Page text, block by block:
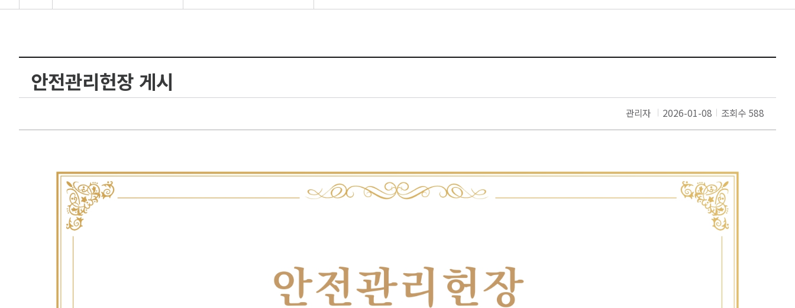
안전관리헌장 게시
조회수 588
2026-01-08
관리자